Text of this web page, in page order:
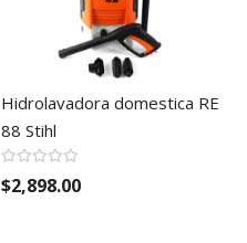
Hidrolavadora domestica RE
88 Stihl
$2,898.00